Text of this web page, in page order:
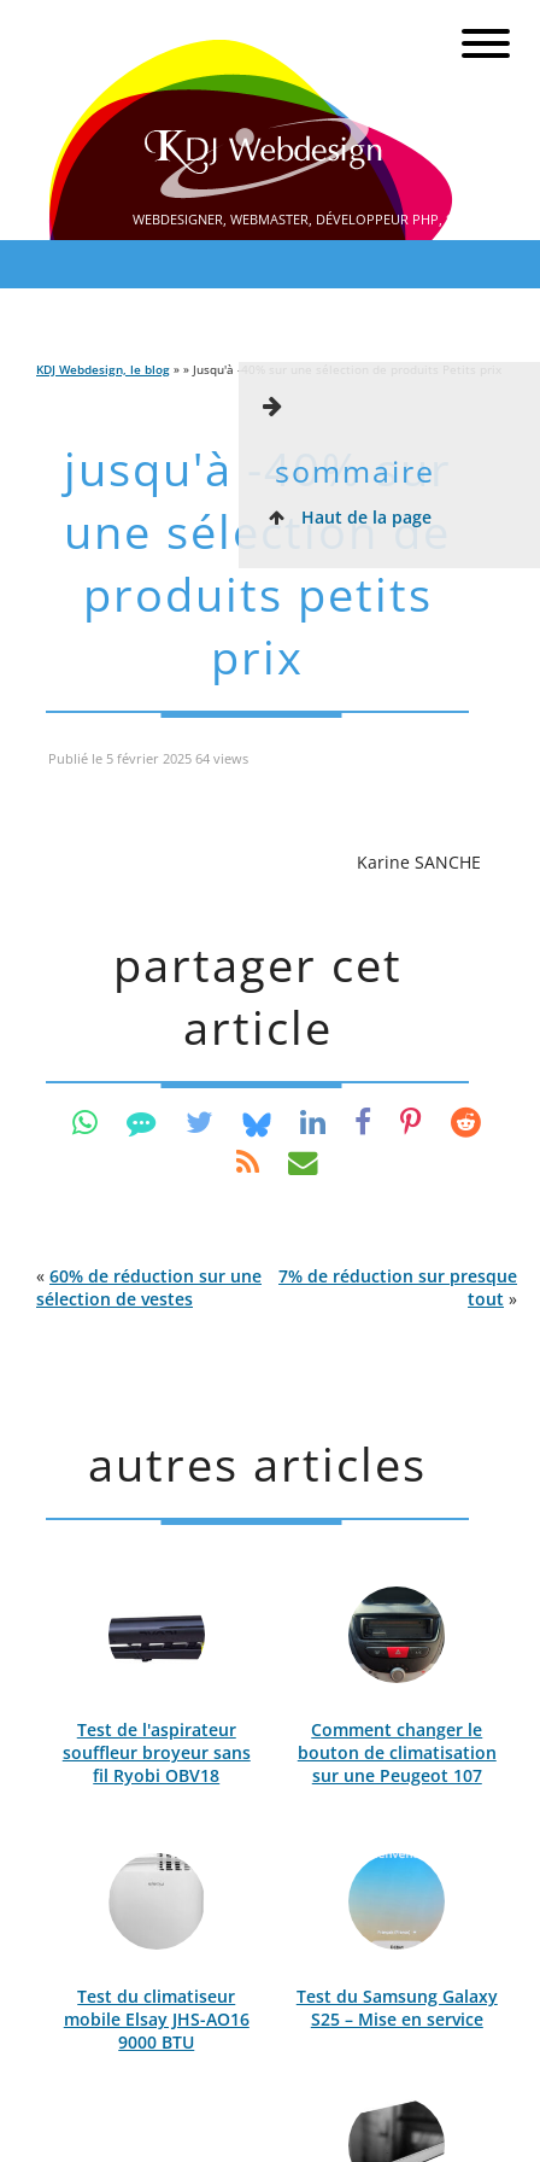
WEBDESIGNER, WEBMASTER, DÉVELOPPEUR PHP, SEO
KDJ Webdesign, le blog » » Jusqu'à -40% sur une sélection de produits Petits prix
jusqu'à -40% sur
une sélection de
produits petits
prix
sommaire
Haut de la page
Publié le 5 février 2025 64 views
Karine SANCHE
partager cet
article
« 60% de réduction sur une
sélection de vestes
7% de réduction sur presque
tout »
autres articles
Test de l'aspirateur
souffleur broyeur sans
fil Ryobi OBV18
Comment changer le
bouton de climatisation
sur une Peugeot 107
Test du climatiseur
mobile Elsay JHS-AO16
9000 BTU
Test du Samsung Galaxy
S25 – Mise en service